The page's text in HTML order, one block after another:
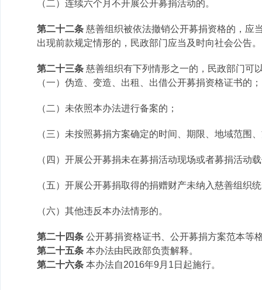
（二）连续六个月不开展公开募捐活动的。
第二十二条 慈善组织被依法撤销公开募捐资格的，应
出现前款规定情形的，民政部门应当及时向社会公告。
第二十三条 慈善组织有下列情形之一的，民政部门可
（一）伪造、变造、出租、出借公开募捐资格证书的；
（二）未依照本办法进行备案的；
（三）未按照募捐方案确定的时间、期限、地域范围
（四）开展公开募捐未在募捐活动现场或者募捐活动
（五）开展公开募捐取得的捐赠财产未纳入慈善组织
（六）其他违反本办法情形的。
第二十四条 公开募捐资格证书、公开募捐方案范本等
第二十五条 本办法由民政部负责解释。
第二十六条 本办法自2016年9月1日起施行。